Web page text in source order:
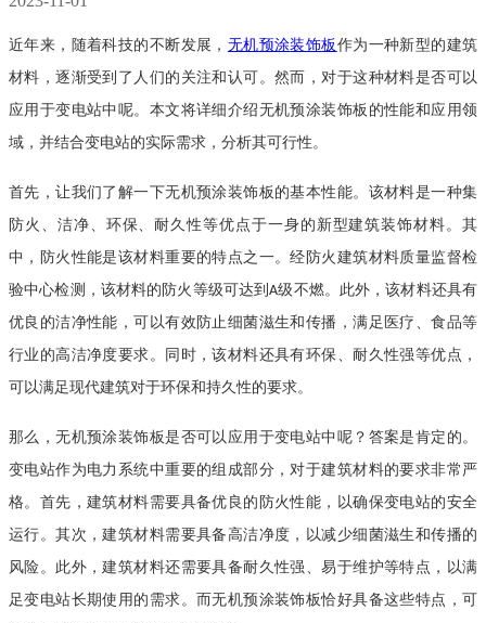
近年来，随着科技的不断发展， 无机预涂装饰板 作为一种新型的建筑
材料，逐渐受到了人们的关注和认可。然而，对于这种材料是否可以
应用于变电站中 呢。本文将详细介绍无机预涂装饰板的性能和应用领
域，并结合变电站的实际需求，分析其可行性。
首先，让我们了解一下无机预涂装饰板的基本性能。该材料是一种集
防火、洁净、环保、耐久性等优点于一身的新型建筑装饰材料。其
中，防火性能是该材料重要的特点之一。经防火建筑材料质量监督检
验中心检测，该材料的防火等级可达到A级不燃。此外，该材料还具有
优良的洁净性能，可以有效防止细菌滋生和传播，满足医疗、食品等
行业的高洁净度要求。同时，该材料还具有环保、耐久性强等优点，
可以满足现代建筑对于环保和持久性的要求。
那么，无机预涂装饰板是否可以应用于变电站中呢？答案是肯定的。
变电站作为电力系统中重要的组成部分，对于建筑材料的要求非常严
格。首先，建筑材料需要具备优良的防火性能，以确保变电站的安全
运行。其次，建筑材料需要具备高洁净度，以减少细菌滋生和传播的
风险。此外，建筑材料还需要具备耐久性强、易于维护等特点，以满
足变电站长期使用的需求。而无机预涂装饰板恰好具备这些特点，可